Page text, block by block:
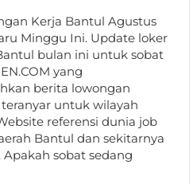
Kerja Bantul Agustus
Minggu Ini. Update loker
bulan ini untuk sobat
yang
berita lowongan
untuk wilayah
referensi dunia job
Bantul dan sekitarnya
sobat sedang